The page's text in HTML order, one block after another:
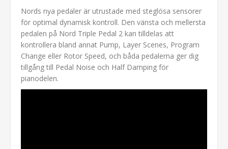
Nords nya pedaler är utrustade med steglösa sensorer
för optimal dynamisk kontroll. Den vänsta och mellersta
pedalen på Nord Triple Pedal 2 kan tilldelas att
kontrollera bland annat Pump, Layer Scenes, Program
Change eller Rotor Speed, och båda pedalerna ger dig
tillgång till Pedal Noise och Half Damping för
pianodelen.